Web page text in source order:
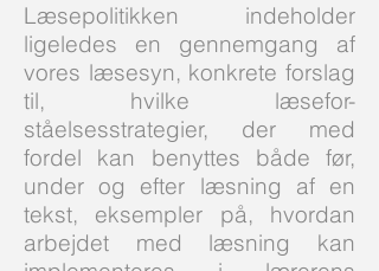
Læsepolitikken indeholder
ligeledes en gennemgang af
vores læsesyn, konkrete forslag
til, hvilke læsefor-
ståelsesstrategier, der med
fordel kan benyttes både før,
under og efter læsning af en
tekst, eksempler på, hvordan
arbejdet med læsning kan